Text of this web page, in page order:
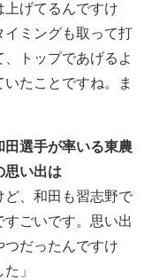
上げてるんですけ
イミングも取って打
トップであげるよ
たことですね。ま
選手が率いる東農
思い出は
ど、和田も習志野で
すごいです。思い出
つだったんですけ
」